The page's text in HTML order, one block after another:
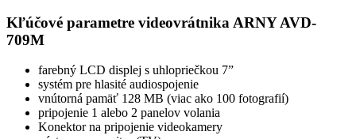
Kľúčové parametre videovrátnika ARNY AVD-
709M
farebný LCD displej s uhlopriečkou 7”
systém pre hlasité audiospojenie
vnútorná pamäť 128 MB (viac ako 100 fotografií)
pripojenie 1 alebo 2 panelov volania
Konektor na pripojenie videokamery